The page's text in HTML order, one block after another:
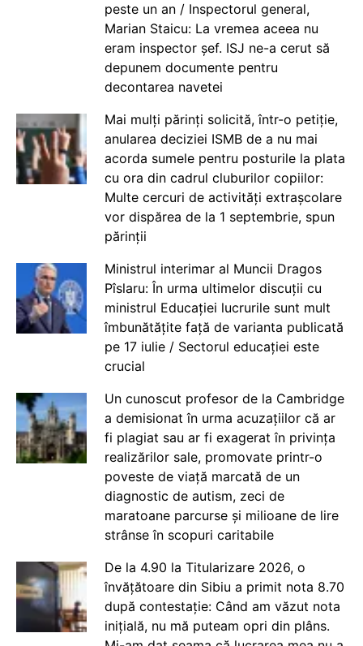
peste un an / Inspectorul general,
Marian Staicu: La vremea aceea nu
eram inspector șef. ISJ ne-a cerut să
depunem documente pentru
decontarea navetei
Mai mulți părinți solicită, într-o petiție,
anularea deciziei ISMB de a nu mai
acorda sumele pentru posturile la plata
cu ora din cadrul cluburilor copiilor:
Multe cercuri de activități extrașcolare
vor dispărea de la 1 septembrie, spun
părinții
Ministrul interimar al Muncii Dragos
Pîslaru: În urma ultimelor discuții cu
ministrul Educației lucrurile sunt mult
îmbunătățite față de varianta publicată
pe 17 iulie / Sectorul educației este
crucial
Un cunoscut profesor de la Cambridge
a demisionat în urma acuzațiilor că ar
fi plagiat sau ar fi exagerat în privința
realizărilor sale, promovate printr-o
poveste de viață marcată de un
diagnostic de autism, zeci de
maratoane parcurse și milioane de lire
strânse în scopuri caritabile
De la 4.90 la Titularizare 2026, o
învățătoare din Sibiu a primit nota 8.70
după contestație: Când am văzut nota
inițială, nu mă puteam opri din plâns.